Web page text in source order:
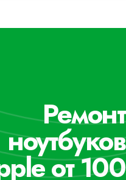
Ремонт
ноутбуков
от 100